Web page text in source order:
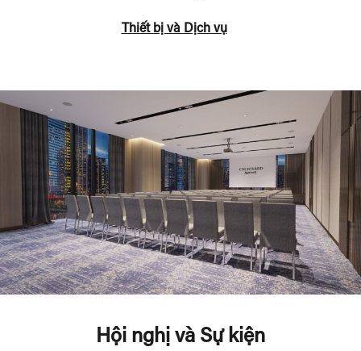
Thiết bị và Dịch vụ
Hội nghị và Sự kiện